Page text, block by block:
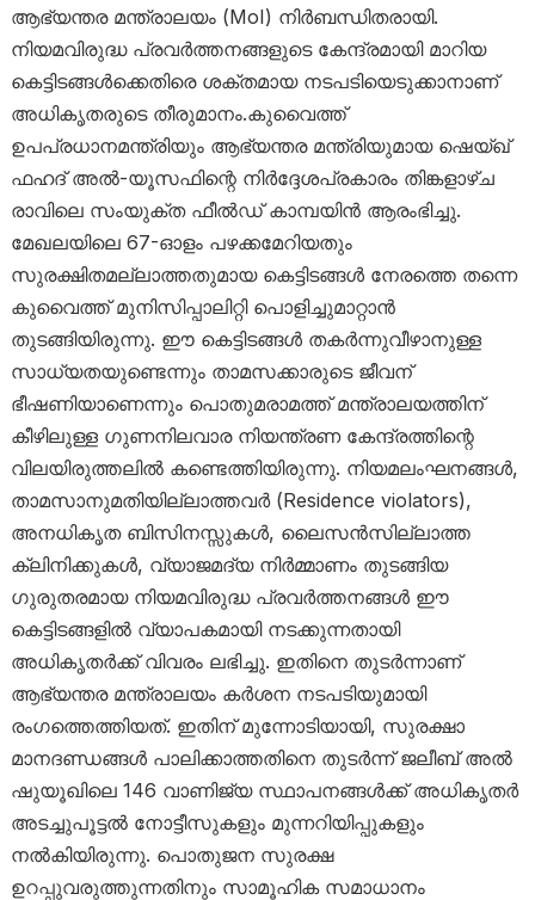
ആഭ്യന്തര മന്ത്രാലയം (MoI) നിർബന്ധിതരായി.
നിയമവിരുദ്ധ പ്രവർത്തനങ്ങളുടെ കേന്ദ്രമായി മാറിയ
കെട്ടിടങ്ങൾക്കെതിരെ ശക്തമായ നടപടിയെടുക്കാനാണ്
അധികൃതരുടെ തീരുമാനം.കുവൈത്ത്
ഉപപ്രധാനമന്ത്രിയും ആഭ്യന്തര മന്ത്രിയുമായ ഷെയ്ഖ്
ഫഹദ് അൽ-യൂസഫിന്റെ നിർദ്ദേശപ്രകാരം തിങ്കളാഴ്ച
രാവിലെ സംയുക്ത ഫീൽഡ് കാമ്പയിൻ ആരംഭിച്ചു.
മേഖലയിലെ 67-ഓളം പഴക്കമേറിയതും
സുരക്ഷിതമല്ലാത്തതുമായ കെട്ടിടങ്ങൾ നേരത്തെ തന്നെ
കുവൈത്ത് മുനിസിപ്പാലിറ്റി പൊളിച്ചുമാറ്റാൻ
തുടങ്ങിയിരുന്നു. ഈ കെട്ടിടങ്ങൾ തകർന്നുവീഴാനുള്ള
സാധ്യതയുണ്ടെന്നും താമസക്കാരുടെ ജീവന്
ഭീഷണിയാണെന്നും പൊതുമരാമത്ത് മന്ത്രാലയത്തിന്
കീഴിലുള്ള ഗുണനിലവാര നിയന്ത്രണ കേന്ദ്രത്തിന്റെ
വിലയിരുത്തലിൽ കണ്ടെത്തിയിരുന്നു. നിയമലംഘനങ്ങൾ,
താമസാനുമതിയില്ലാത്തവർ (Residence violators),
അനധികൃത ബിസിനസ്സുകൾ, ലൈസൻസില്ലാത്ത
ക്ലിനിക്കുകൾ, വ്യാജമദ്യ നിർമ്മാണം തുടങ്ങിയ
ഗുരുതരമായ നിയമവിരുദ്ധ പ്രവർത്തനങ്ങൾ ഈ
കെട്ടിടങ്ങളിൽ വ്യാപകമായി നടക്കുന്നതായി
അധികൃതർക്ക് വിവരം ലഭിച്ചു. ഇതിനെ തുടർന്നാണ്
ആഭ്യന്തര മന്ത്രാലയം കർശന നടപടിയുമായി
രംഗത്തെത്തിയത്. ഇതിന് മുന്നോടിയായി, സുരക്ഷാ
മാനദണ്ഡങ്ങൾ പാലിക്കാത്തതിനെ തുടർന്ന് ജലീബ് അൽ
ഷുയൂഖിലെ 146 വാണിജ്യ സ്ഥാപനങ്ങൾക്ക് അധികൃതർ
അടച്ചുപൂട്ടൽ നോട്ടീസുകളും മുന്നറിയിപ്പുകളും
നൽകിയിരുന്നു. പൊതുജന സുരക്ഷ
ഉറപ്പുവരുത്തുന്നതിനും സാമൂഹിക സമാധാനം